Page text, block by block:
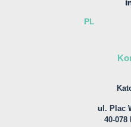
PL
ul. Plac
40-078